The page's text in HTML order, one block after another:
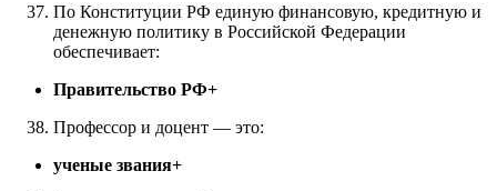
По Конституции РФ единую финансовую, кредитную и
денежную политику в Российской Федерации
обеспечивает:
Правительство РФ+
Профессор и доцент — это:
ученые звания+